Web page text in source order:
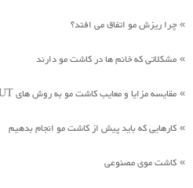
» چرا ریزش مو اتفاق می افتد؟
» مشکلاتی که خانم ها در کاشت مو دارند
» مقایسه مزایا و معایب کاشت مو به روش های FIT، FUT و SUT
» کارهایی که باید پیش از کاشت مو انجام بدهیم
» کاشت موی مصنوعی